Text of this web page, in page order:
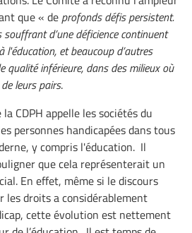
que « de profonds défis persistent.
d’une déficience continuent
l'éducation, et beaucoup d’autres
qualité inférieure, dans des milieux où
leurs pairs.
CDPH appelle les sociétés du
personnes handicapées dans tous
y compris l'éducation. Il
que cela représenterait un
En effet, même si le discours
les droits a considérablement
cette évolution est nettement